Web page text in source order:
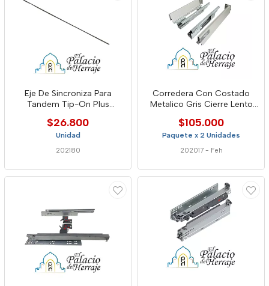
Eje De Sincroniza Para
Tandem Tip-On Plus
$26.800
Unidad
202180
Corredera Con Costado
Metalico Gris Cierre Lento
$105.000
Paquete x 2 Unidades
202017 - Feh